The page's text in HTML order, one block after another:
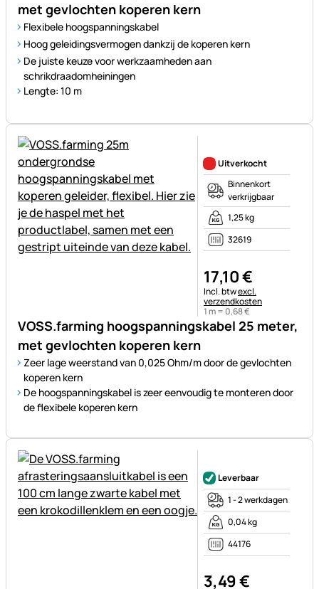
met gevlochten koperen kern
Flexibele hoogspanningskabel
Hoog geleidingsvermogen dankzij de koperen kern
De juiste keuze voor werkzaamheden aan
schrikdraadomheiningen
Lengte: 10 m
VOSS.farming hoogspanningskabel 25 meter,
met gevlochten koperen kern
Zeer lage weerstand van 0,025 Ohm/m door de gevlochten
koperen kern
De hoogspanningskabel is zeer eenvoudig te monteren door
de flexibele koperen kern
Uitverkocht
Binnenkort
verkrijgbaar
1,25 kg
32619
17,10€
Belastinginformatie:
Incl. btwexcl.
verzendkosten
1 m = 0,68€
Leverbaar
1 - 2 werkdagen
0,04 kg
44176
3,49€